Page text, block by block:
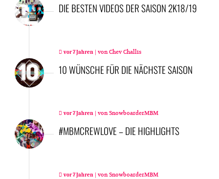
DIE BESTEN VIDEOS DER SAISON 2K18/19
vor 7 Jahren | vonChev Challis
10 WÜNSCHE FÜR DIE NÄCHSTE SAISON
vor 7 Jahren | vonSnowboarderMBM
#MBMCREWLOVE – DIE HIGHLIGHTS
vor 7 Jahren | vonSnowboarderMBM